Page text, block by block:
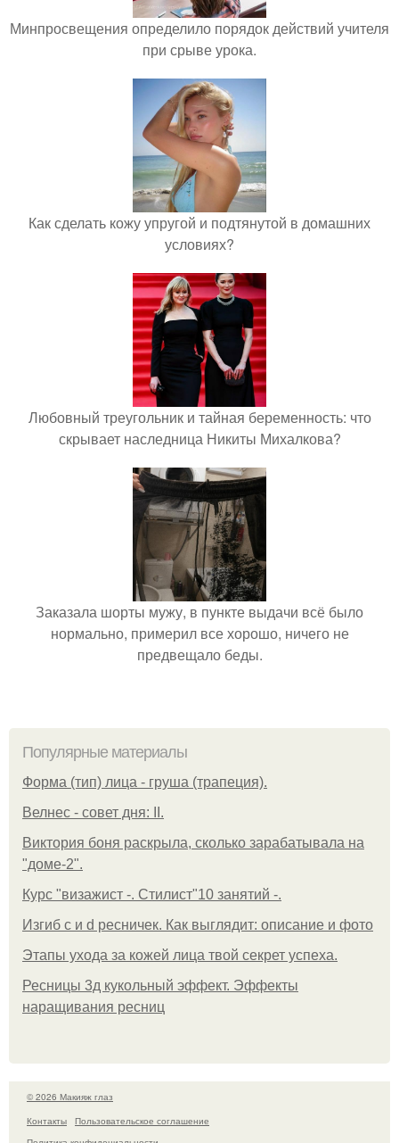
Минпросвещения определило порядок действий учителя
при срыве урока.
Как сделать кожу упругой и подтянутой в домашних
условиях?
Любовный треугольник и тайная беременность: что
скрывает наследница Никиты Михалкова?
Заказала шорты мужу, в пункте выдачи всё было
нормально, примерил все хорошо, ничего не
предвещало беды.
Популярные материалы
Форма (тип) лица - груша (трапеция).
Велнес - совет дня: II.
Виктория боня раскрыла, сколько зарабатывала на
"доме-2".
Курс "визажист -. Стилист"10 занятий -.
Изгиб c и d ресничек. Как выглядит: описание и фото
Этапы ухода за кожей лица твой секрет успеха.
Ресницы 3д кукольный эффект. Эффекты
наращивания ресниц
© 2026 Макияж глаз
Контакты
Пользовательское соглашение